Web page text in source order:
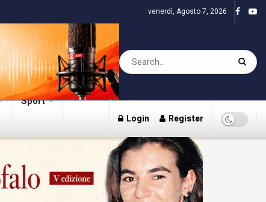
venerdì, Agosto 7, 2026
Sport
Login Register